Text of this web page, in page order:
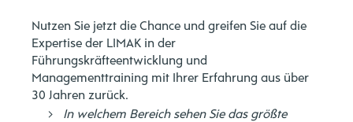
Nutzen Sie jetzt die Chance und greifen Sie auf die
Expertise der LIMAK in der
Führungskräfteentwicklung und
Managementtraining mit Ihrer Erfahrung aus über
30 Jahren zurück.
In welchem Bereich sehen Sie das größte